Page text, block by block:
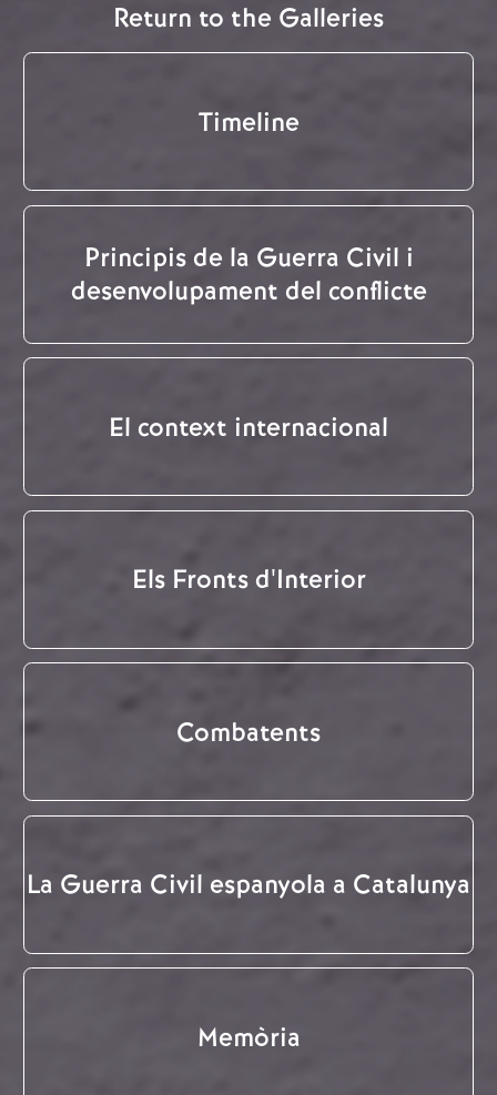
Return to the Galleries
Timeline
Principis de la Guerra Civil i
desenvolupament del conflicte
El context internacional
Els Fronts d'Interior
Combatents
La Guerra Civil espanyola a Catalunya
Memòria